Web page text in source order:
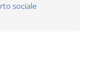
sociale